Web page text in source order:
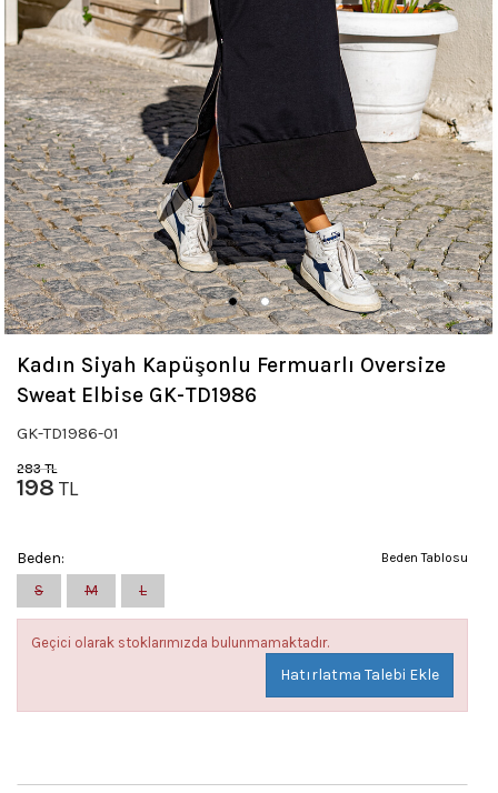
Kadın Siyah Kapüşonlu Fermuarlı Oversize
Sweat Elbise GK-TD1986
GK-TD1986-01
283TL
198 TL
Beden Tablosu
Beden:
S
M L
Geçici olarak stoklarımızda bulunmamaktadır.
Hatırlatma Talebi Ekle